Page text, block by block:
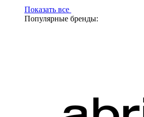
Показать все
Популярные бренды: